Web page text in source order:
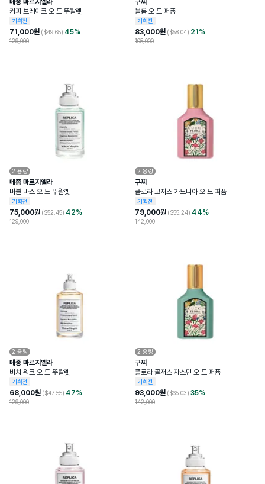
메종 마르지엘라
커피 브레이크 오 드 뚜왈렛
기획전
71,000원 ($49.65) 45%
129,000
구찌
블룸 오 드 퍼퓸
기획전
83,000원 ($58.04) 21 %
105,000
2 용량
메종 마르지엘라
버블 바스 오 드 뚜왈렛
기획전
75,000원 ($52.45) 42%
129,000
2 용량
구찌
플로라 고저스 가드니아 오 드 퍼퓸
기획전
79,000원 ($55.24) 44%
142,000
2 용량
메종 마르지엘라
비치 워크 오 드 뚜왈렛
기획전
68,000원 ($47.55) 47%
129,000
2 용량
구찌
플로라 골저스 자스민 오 드 퍼퓸
기획전
93,000원 ($65.03) 35%
142,000